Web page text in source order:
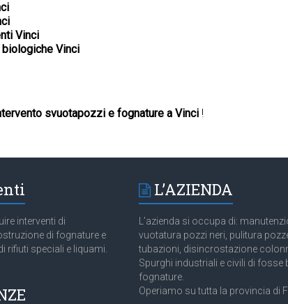
Vinci
Vinci
svuotapozzi e fognature a Vinci !
interventi di
di fognature e
rifiuti speciali e liquami.
L’AZIENDA
L’azienda si occupa di:
vuotatura pozzi neri, pulitura
tubazioni, disincrostazione
Spurghi industriali e civili di fosse
fognature.
Operiamo su tutta la provincia di